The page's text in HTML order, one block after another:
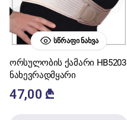
ᲡᲬᲠᲐᲤᲘ ᲜᲐᲮᲕᲐ
ორსულობის ქამარი HB5203
ნახევრადმყარი
47,00 ₾